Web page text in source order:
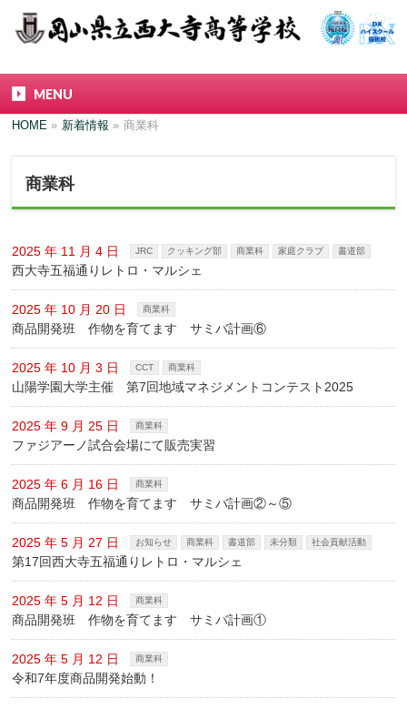
MENU
HOME » 新着情報 » 商業科
商業科
2025 年 11 月 4 日 JRC クッキング部 商業科 家庭クラブ 書道部
西大寺五福通りレトロ・マルシェ
2025 年 10 月 20 日 商業科
商品開発班 作物を育てます サミバ計画⑥
2025 年 10 月 3 日 CCT 商業科
山陽学園大学主催 第7回地域マネジメントコンテスト2025
2025 年 9 月 25 日 商業科
ファジアーノ試合会場にて販売実習
2025 年 6 月 16 日 商業科
商品開発班 作物を育てます サミバ計画②～⑤
2025 年 5 月 27 日 お知らせ 商業科 書道部 未分類 社会貢献活動
第17回西大寺五福通りレトロ・マルシェ
2025 年 5 月 12 日 商業科
商品開発班 作物を育てます サミバ計画①
2025 年 5 月 12 日 商業科
令和7年度商品開発始動！